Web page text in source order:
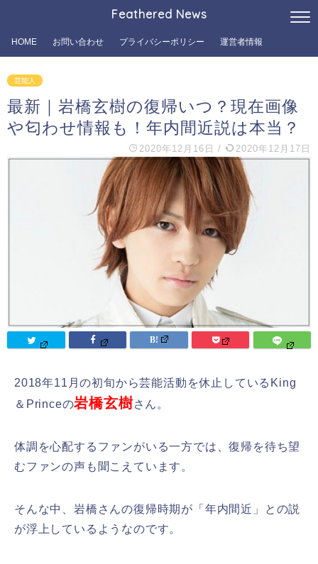
Feathered News
HOME お問い合わせ プライバシーポリシー 運営者情報
芸能人
最新｜岩橋玄樹の復帰いつ？現在画像
や匂わせ情報も！年内間近説は本当？
2020年12月16日 / 2020年12月17日
2018年11月の初旬から芸能活動を休止しているKing
＆Princeの岩橋玄樹さん。
体調を心配するファンがいる一方では、復帰を待ち望
むファンの声も聞こえています。
そんな中、岩橋さんの復帰時期が「年内間近」との説
が浮上しているようなのです。